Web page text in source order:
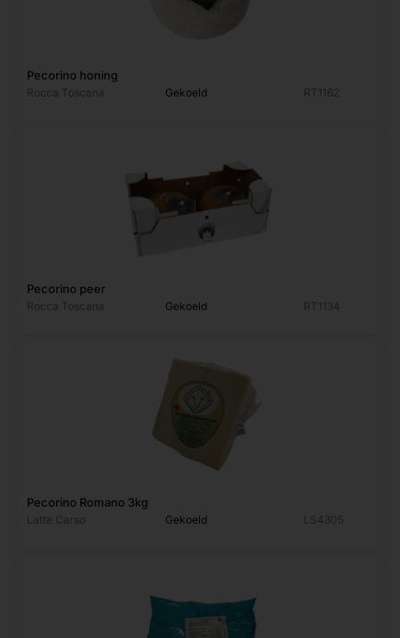
Pecorino honing
Rocca Toscana Gekoeld RT1162
Pecorino peer
Rocca Toscana Gekoeld RT1134
Pecorino Romano 3kg
Latte Carso Gekoeld LS4305